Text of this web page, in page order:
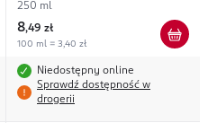
250 ml
8,49 zł
100 ml = 3,40 zł
Niedostępny online
Sprawdź dostępność w
drogerii